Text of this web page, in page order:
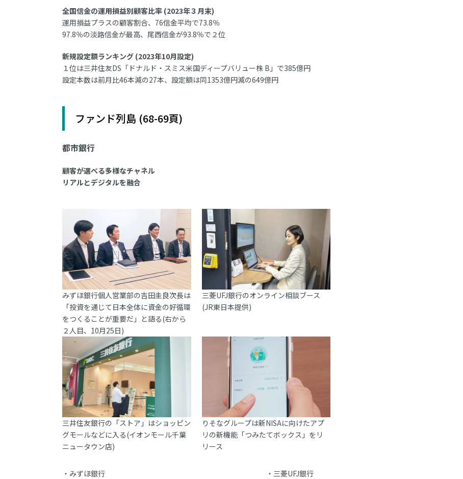
全国信金の運用損益別顧客比率 (2023年３月末)
運用損益プラスの顧客割合、76信金平均で73.8％
97.8％の淡路信金が最高、尾西信金が93.8％で２位
新規設定額ランキング (2023年10月設定)
１位は三井住友DS「ドナルド・スミス米国ディープバリュー株 B」で385億円
設定本数は前月比46本減の27本、設定額は同1353億円減の649億円
ファンド列島 (68-69頁)
都市銀行
顧客が選べる多様なチャネル
リアルとデジタルを融合
みずほ銀行個人営業部の吉田圭良次長は
「投資を通じて日本全体に資金の好循環
をつくることが重要だ」と語る(右から
２人目、10月25日)
三菱UFJ銀行のオンライン相談ブース
(JR東日本提供)
三井住友銀行の「ストア」はショッピン
グモールなどに入る(イオンモール千葉
ニュータウン店)
りそなグループは新NISAに向けたアプ
リの新機能「つみたてボックス」をリ
リース
みずほ銀行
三菱UFJ銀行